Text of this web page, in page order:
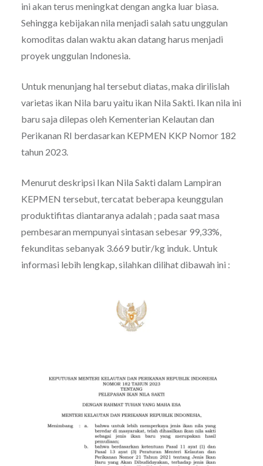
ini akan terus meningkat dengan angka luar biasa.
Sehingga kebijakan nila menjadi salah satu unggulan
komoditas dalan waktu akan datang harus menjadi
proyek unggulan Indonesia.
Untuk menunjang hal tersebut diatas, maka dirilislah
varietas ikan Nila baru yaitu ikan Nila Sakti. Ikan nila ini
baru saja dilepas oleh Kementerian Kelautan dan
Perikanan RI berdasarkan KEPMEN KKP Nomor 182
tahun 2023.
Menurut deskripsi Ikan Nila Sakti dalam Lampiran
KEPMEN tersebut, tercatat beberapa keunggulan
produktifitas diantaranya adalah ; pada saat masa
pembesaran mempunyai sintasan sebesar 99,33%,
fekunditas sebanyak 3.669 butir/kg induk. Untuk
informasi lebih lengkap, silahkan dilihat dibawah ini :